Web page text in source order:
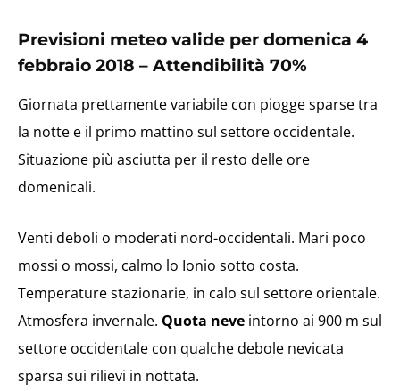
Previsioni meteo valide per domenica 4
febbraio 2018 – Attendibilità 70%
Giornata prettamente variabile con piogge sparse tra
la notte e il primo mattino sul settore occidentale.
Situazione più asciutta per il resto delle ore
domenicali.
Venti deboli o moderati nord-occidentali. Mari poco
mossi o mossi, calmo lo Ionio sotto costa.
Temperature stazionarie, in calo sul settore orientale.
Atmosfera invernale. Quota neve intorno ai 900 m sul
settore occidentale con qualche debole nevicata
sparsa sui rilievi in nottata.